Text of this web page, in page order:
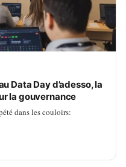
Data Day d’adesso, la
la gouvernance
dans les couloirs: